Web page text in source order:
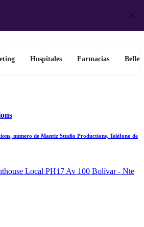
Hospitales Farmacias
numero de Mantiz Studio Productions, Teléfono de
Local PH17 Av 100 Bolívar - Nte